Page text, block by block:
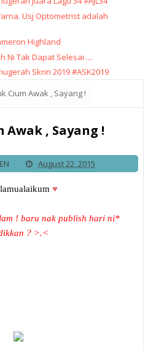
Usj Optometrist adalah
Highland
Ni Tak Dapat Selesai ....
Skrin 2019 #ASK2019
Cium Awak , Sayang !
Awak , Sayang !
August 22, 2015
♥
! baru nak publish hari ni*
? >.<